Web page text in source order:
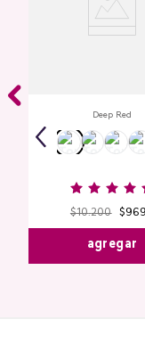
Deep Red
$10.200 $
agregar